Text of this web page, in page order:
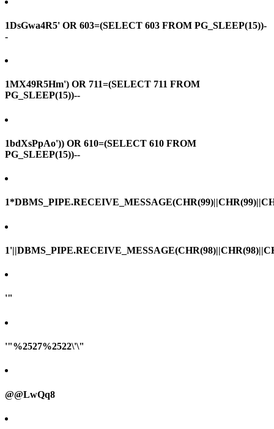
1DsGwa4R5' OR 603=(SELECT 603 FROM PG_SLEEP(15))-
-
1MX49R5Hm') OR 711=(SELECT 711 FROM
PG_SLEEP(15))--
1bdXsPpAo')) OR 610=(SELECT 610 FROM
PG_SLEEP(15))--
'"
'"%2527%2522\'\"
@@LwQq8